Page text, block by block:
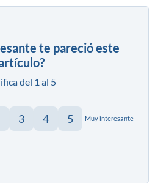
te pareció este
del 1 al 5
3 4 5 Muy interesante